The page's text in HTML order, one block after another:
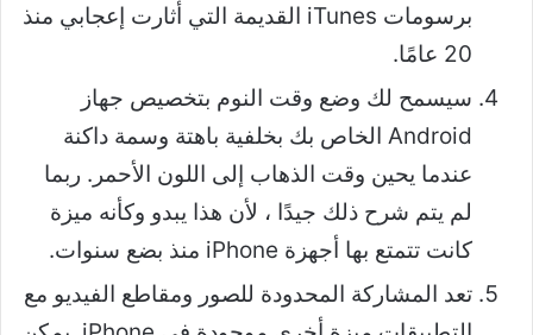
برسومات iTunes القديمة التي أثارت إعجابي منذ
20 عامًا.
سيسمح لك وضع وقت النوم بتخصيص جهاز
Android الخاص بك بخلفية باهتة وسمة داكنة
عندما يحين وقت الذهاب إلى اللون الأحمر. ربما
لم يتم شرح ذلك جيدًا ، لأن هذا يبدو وكأنه ميزة
كانت تتمتع بها أجهزة iPhone منذ بضع سنوات.
تعد المشاركة المحدودة للصور ومقاطع الفيديو مع